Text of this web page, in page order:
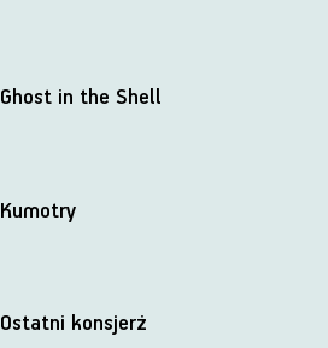
Ghost in the Shell
Kumotry
Ostatni konsjerż